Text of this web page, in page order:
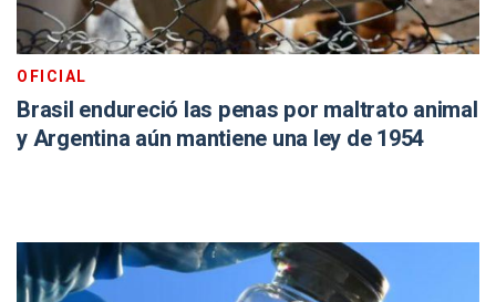
OFICIAL
Brasil endureció las penas por maltrato animal
y Argentina aún mantiene una ley de 1954